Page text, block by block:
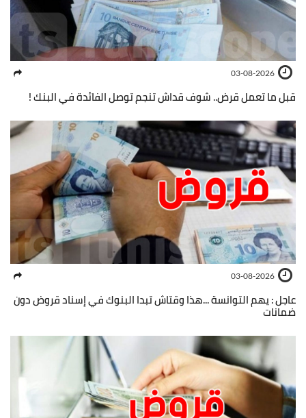
03-08-2026
قبل ما تعمل قرض.. شوف قداش تنجم توصل الفائدة في البنك !
03-08-2026
عاجل : يهم التوانسة ...هذا وقتاش تبدا البنوك في إسناد قروض دون
ضمانات